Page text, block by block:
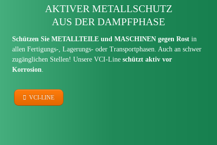
AKTIVER METALL­SCHUTZ
AUS DER DAMPFPHASE
Schützen Sie METALLTEILE und MASCHINEN gegen Rostin
allen Fertigungs-, Lagerungs- oder Transportphasen. Auch an schwer
zugänglichen Stellen! Unsere VCI-Line schützt aktiv vor
Korrosion
VCI-LINE